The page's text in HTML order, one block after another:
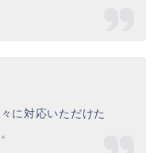
に対応いただけた